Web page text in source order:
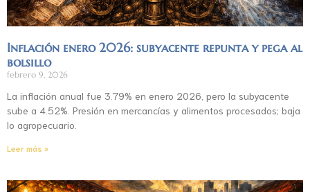
Inflación enero 2026: subyacente repunta y pega al
bolsillo
febrero 9, 2026
La inflación anual fue 3.79% en enero 2026, pero la subyacente
sube a 4.52%. Presión en mercancías y alimentos procesados; baja
lo agropecuario.
Leer más »